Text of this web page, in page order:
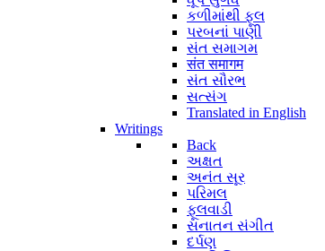
કળીમાંથી ફૂલ
પરબનાં પાણી
સંત સમાગમ
संत समागम
સંત સૌરભ
સત્સંગ
Translated in English
Writings
Back
અક્ષત
અનંત સૂર
પરિમલ
ફૂલવાડી
સનાતન સંગીત
દર્પણ